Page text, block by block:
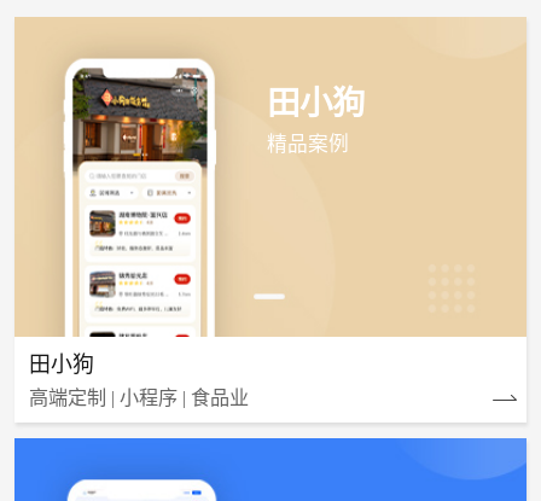
田小狗
精品案例
田小狗
高端定制 | 小程序 | 食品业